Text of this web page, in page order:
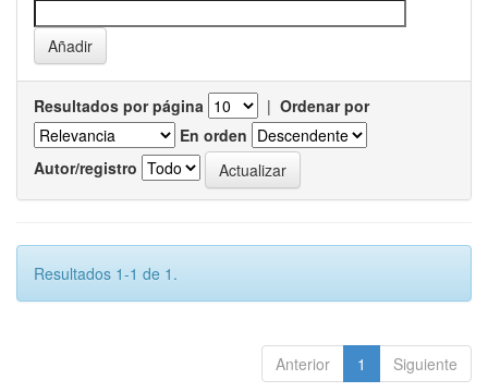
Resultados por página | Ordenar por
En orden
Autor/registro
Resultados 1-1 de 1.
Anterior 1 Siguiente